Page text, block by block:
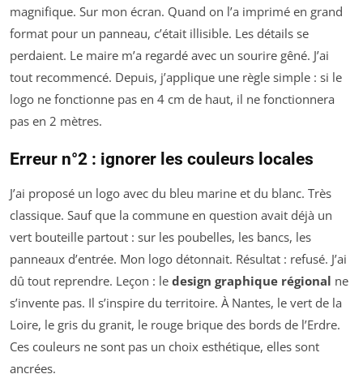
magnifique. Sur mon écran. Quand on l’a imprimé en grand
format pour un panneau, c’était illisible. Les détails se
perdaient. Le maire m’a regardé avec un sourire gêné. J’ai
tout recommencé. Depuis, j’applique une règle simple : si le
logo ne fonctionne pas en 4 cm de haut, il ne fonctionnera
pas en 2 mètres.
Erreur n°2 : ignorer les couleurs locales
J’ai proposé un logo avec du bleu marine et du blanc. Très
classique. Sauf que la commune en question avait déjà un
vert bouteille partout : sur les poubelles, les bancs, les
panneaux d’entrée. Mon logo détonnait. Résultat : refusé. J’ai
dû tout reprendre. Leçon : le design graphique régional ne
s’invente pas. Il s’inspire du territoire. À Nantes, le vert de la
Loire, le gris du granit, le rouge brique des bords de l’Erdre.
Ces couleurs ne sont pas un choix esthétique, elles sont
ancrées.